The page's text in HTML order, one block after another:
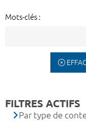
Mots-clés :
FILTRES ACTIFS
Par type de